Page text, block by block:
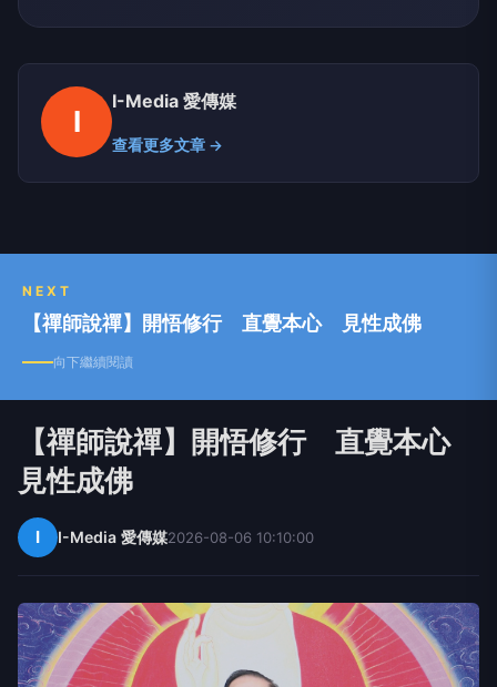
I
I-Media 愛傳媒
查看更多文章 →
NEXT
【禪師說禪】開悟修行 直覺本心 見性成佛
向下繼續閱讀
【禪師說禪】開悟修行 直覺本心
見性成佛
I I-Media 愛傳媒2026-08-06 10:10:00